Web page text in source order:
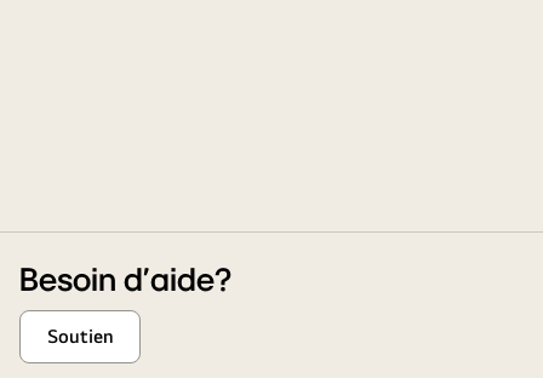
Besoin d’aide?
Soutien